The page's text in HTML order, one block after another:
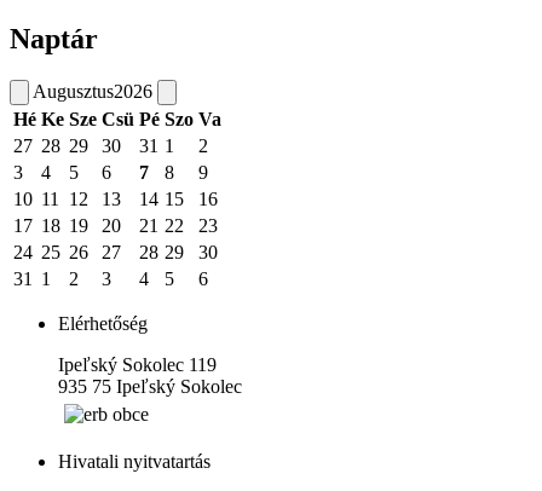
Naptár
Augusztus2026
Hé Ke Sze Csü Pé Szo Va
27 28 29 30 31 1
2
3
4 5 6 7 8
9
10 11 12 13 14 15
16
17 18 19 20 21 22
23
24 25 26 27 28 29
30
31
1 2 3 4 5 6
Elérhetőség
Ipeľský Sokolec 119
935 75 Ipeľský Sokolec
Hivatali nyitvatartás